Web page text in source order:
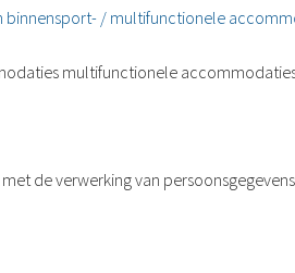
binnensport- / multifunctionele
multifunctionele
de verwerking van